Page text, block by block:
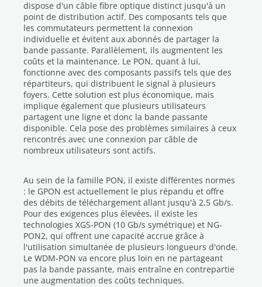
dispose d'un câble fibre optique distinct jusqu'à un
point de distribution actif. Des composants tels que
les commutateurs permettent la connexion
individuelle et évitent aux abonnés de partager la
bande passante. Parallèlement, ils augmentent les
coûts et la maintenance. Le PON, quant à lui,
fonctionne avec des composants passifs tels que des
répartiteurs, qui distribuent le signal à plusieurs
foyers. Cette solution est plus économique, mais
implique également que plusieurs utilisateurs
partagent une ligne et donc la bande passante
disponible. Cela pose des problèmes similaires à ceux
rencontrés avec une connexion par câble de
nombreux utilisateurs sont actifs.
Au sein de la famille PON, il existe différentes normes
: le GPON est actuellement le plus répandu et offre
des débits de téléchargement allant jusqu'à 2,5 Gb/s.
Pour des exigences plus élevées, il existe les
technologies XGS-PON (10 Gb/s symétrique) et NG-
PON2, qui offrent une capacité accrue grâce à
l'utilisation simultanée de plusieurs longueurs d'onde.
Le WDM-PON va encore plus loin en ne partageant
pas la bande passante, mais entraîne en contrepartie
une augmentation des coûts techniques.